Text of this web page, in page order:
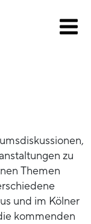
zu
Themen
und im Kölner
kommenden